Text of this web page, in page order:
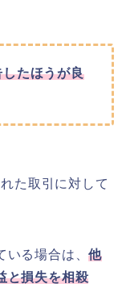
たほうが良
た取引に対して
いる場合は、他
と損失を相殺